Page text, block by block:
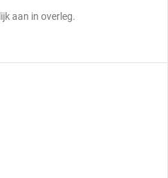
aan in overleg.